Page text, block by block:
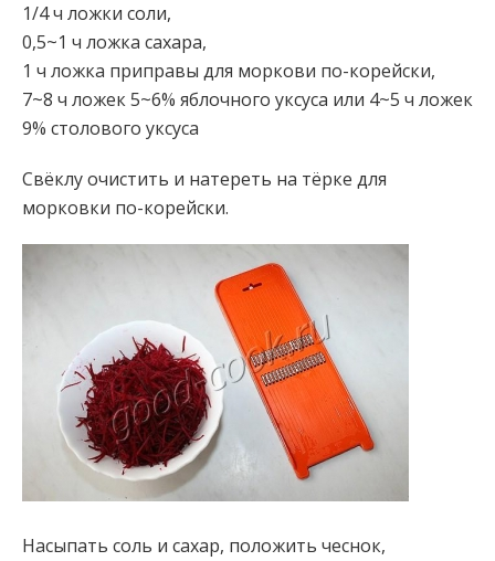
1/4 ч ложки соли,
0,5~1 ч ложка сахара,
1 ч ложка приправы для моркови по-корейски,
7~8 ч ложек 5~6% яблочного уксуса или 4~5 ч ложек
9% столового уксуса
Свёклу очистить и натереть на тёрке для
морковки по-корейски.
Насыпать соль и сахар, положить чеснок,